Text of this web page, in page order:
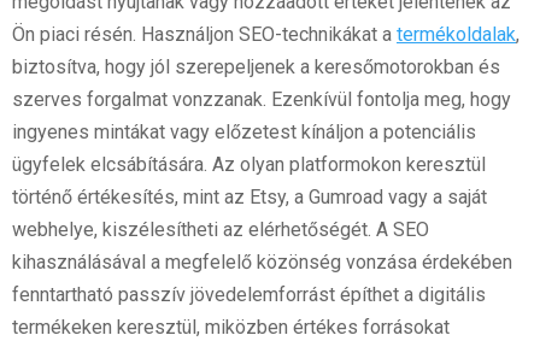
Ön piaci résén. Használjon SEO-technikákat a termékoldalak,
biztosítva, hogy jól szerepeljenek a keresőmotorokban és
szerves forgalmat vonzzanak. Ezenkívül fontolja meg, hogy
ingyenes mintákat vagy előzetest kínáljon a potenciális
ügyfelek elcsábítására. Az olyan platformokon keresztül
történő értékesítés, mint az Etsy, a Gumroad vagy a saját
webhelye, kiszélesítheti az elérhetőségét. A SEO
kihasználásával a megfelelő közönség vonzása érdekében
fenntartható passzív jövedelemforrást építhet a digitális
termékeken keresztül, miközben értékes forrásokat